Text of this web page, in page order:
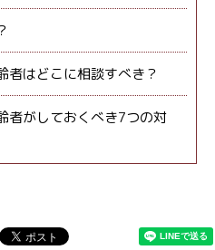
者はどこに相談すべき？
者がしておくべき7つの対